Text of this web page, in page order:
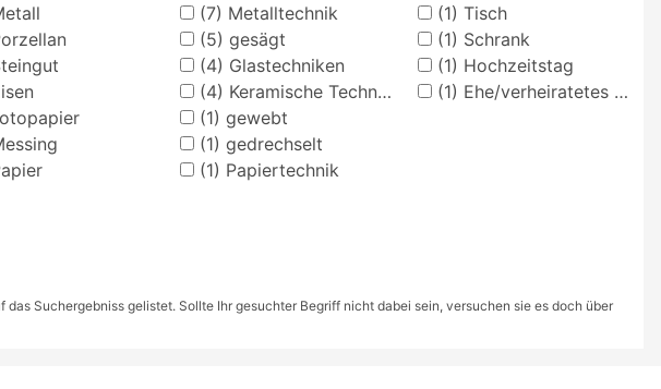
(7) Metalltechnik
(5) gesägt
(4) Glastechniken
(4) Keramische Techniken
(1) gewebt
(1) gedrechselt
(1) Papiertechnik
(1) Tisch
(1) Schrank
(1) Hochzeitstag
(1) Ehe/verheiratetes Paar
Suchergebniss gelistet. Sollte Ihr gesuchter Begriff nicht dabei sein, versuchen sie es doch über